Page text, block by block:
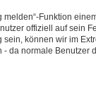
Funktion
offiziell auf sein
können wir im
da normale Benutzer